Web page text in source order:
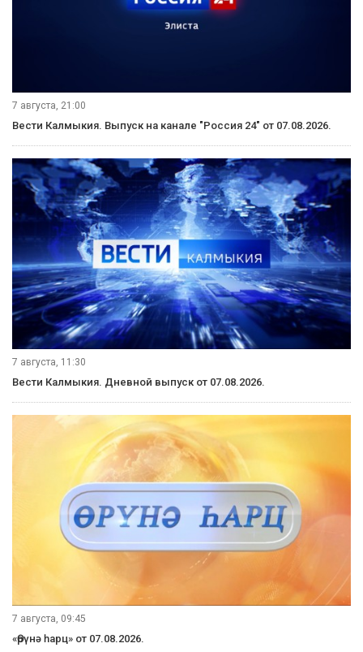
7 августа, 21:00
Вести Калмыкия. Выпуск на канале "Россия 24" от 07.08.2026.
7 августа, 11:30
Вести Калмыкия. Дневной выпуск от 07.08.2026.
7 августа, 09:45
«Өрүнә һарц» от 07.08.2026.